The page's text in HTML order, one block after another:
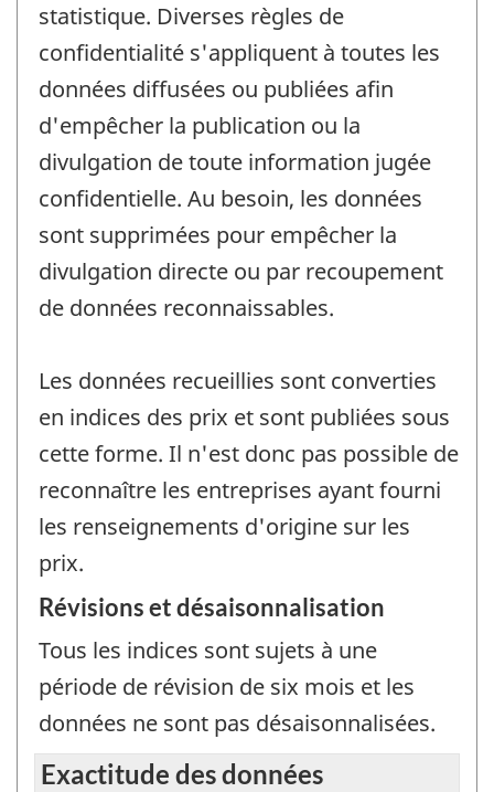
statistique. Diverses règles de
confidentialité s'appliquent à toutes les
données diffusées ou publiées afin
d'empêcher la publication ou la
divulgation de toute information jugée
confidentielle. Au besoin, les données
sont supprimées pour empêcher la
divulgation directe ou par recoupement
de données reconnaissables.
Les données recueillies sont converties
en indices des prix et sont publiées sous
cette forme. Il n'est donc pas possible de
reconnaître les entreprises ayant fourni
les renseignements d'origine sur les
prix.
Révisions et désaisonnalisation
Tous les indices sont sujets à une
période de révision de six mois et les
données ne sont pas désaisonnalisées.
Exactitude des données